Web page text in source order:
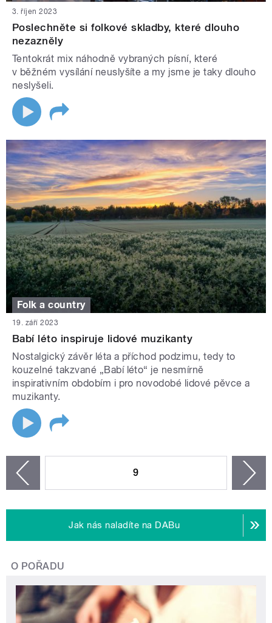
3. říjen 2023
Poslechněte si folkové skladby, které dlouho
nezazněly
Tentokrát mix náhodně vybraných písní, které
v běžném vysílání neuslyšíte a my jsme je taky dlouho
neslyšeli.
Folk a country
19. září 2023
Babí léto inspiruje lidové muzikanty
Nostalgický závěr léta a příchod podzimu, tedy to
kouzelné takzvané „Babí léto“ je nesmírně
inspirativním obdobím i pro novodobé lidové pěvce a
muzikanty.
9
Jak nás naladíte na DABu
O POŘADU